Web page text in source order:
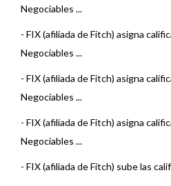
Negociables ...
- FIX (afiliada de Fitch) asigna
Negociables ...
- FIX (afiliada de Fitch) asigna
Negociables ...
- FIX (afiliada de Fitch) asigna
Negociables ...
- FIX (afiliada de Fitch) sube las